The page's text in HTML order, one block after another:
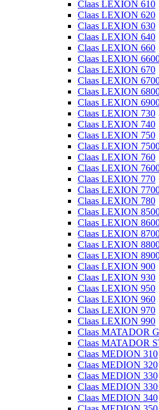
Claas LEXION 610
Claas LEXION 620
Claas LEXION 630
Claas LEXION 640
Claas LEXION 660
Claas LEXION
Claas LEXION 670
Claas LEXION
Claas LEXION
Claas LEXION
Claas LEXION 730
Claas LEXION 740
Claas LEXION 750
Claas LEXION
Claas LEXION 760
Claas LEXION
Claas LEXION 770
Claas LEXION
Claas LEXION 780
Claas LEXION
Claas LEXION
Claas LEXION
Claas LEXION
Claas LEXION
Claas LEXION 900
Claas LEXION 930
Claas LEXION 950
Claas LEXION 960
Claas LEXION 970
Claas LEXION 990
Claas MATADOR
Claas MATADOR
Claas MEDION 310
Claas MEDION 320
Claas MEDION 330
Claas MEDION
Claas MEDION 340